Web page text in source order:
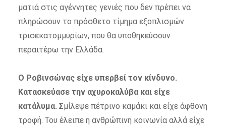
ματιά στις αγέννητες γενιές που δεν πρέπει να
πληρώσουν το πρόσθετο τίμημα εξοπλισμών
τρισεκατομμυρίων, που θα υποθηκεύσουν
περαιτέρω την Ελλάδα.
Ο Ροβινσώνας είχε υπερβεί τον κίνδυνο.
Κατασκεύασε την αχυροκαλύβα και είχε
κατάλυμα. Σμίλεψε πέτρινο καμάκι και είχε άφθονη
τροφή. Του έλειπε η ανθρώπινη κοινωνία αλλά είχε